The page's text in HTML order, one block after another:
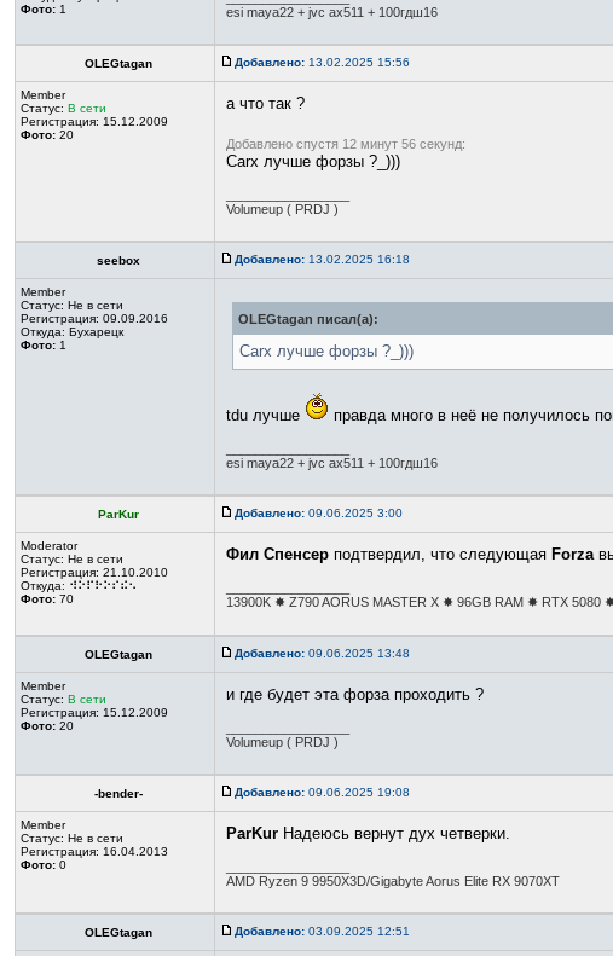
Фото: 1
esi maya22 + jvc ax511 + 100гдш16
OLEGtagan Добавлено: 13.02.2025 15:56
Member
Статус: В сети
Регистрация: 15.12.2009
Фото: 20
а что так ?
Добавлено спустя 12 минут 56 секунд:
Carx лучше форзы ?_)))
Volumeup ( PRDJ )
seebox Добавлено: 13.02.2025 16:18
Member
Статус: Не в сети
Регистрация: 09.09.2016
Откуда: Бухарецк
Фото: 1
OLEGtagan писал(а):
Carx лучше форзы ?_)))
tdu лучше правда много в неё не получилось
esi maya22 + jvc ax511 + 100гдш16
ParKur Добавлено: 09.06.2025 3:00
Moderator
Статус: Не в сети
Регистрация: 21.10.2010
Откуда: ⠺⠕⠏⠗⠕⠎⠮⠢
Фото: 70
Фил Спенсер подтвердил, что следующая Forza
13900K ✸ Z790 AORUS MASTER X ✸ 96GB RAM ✸ RTX 5080
OLEGtagan Добавлено: 09.06.2025 13:48
Member
Статус: В сети
Регистрация: 15.12.2009
Фото: 20
и где будет эта форза проходить ?
Volumeup ( PRDJ )
-bender- Добавлено: 09.06.2025 19:08
Member
Статус: Не в сети
Регистрация: 16.04.2013
Фото: 0
ParKur Надеюсь вернут дух четверки.
AMD Ryzen 9 9950X3D/Gigabyte Aorus Elite RX 9070XT
OLEGtagan Добавлено: 03.09.2025 12:51